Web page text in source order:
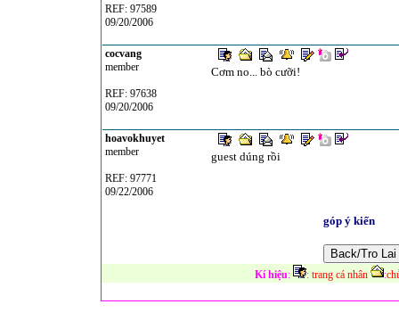
REF: 97589
09/20/2006
cocvang
member
REF: 97638
09/20/2006
Cơm no... bò cưỡi!
hoavokhuyet
member
REF: 97771
09/22/2006
guest dúng rồi
góp ý kiến
Kí hiệu: : trang cá nhân :